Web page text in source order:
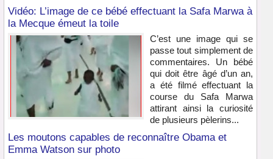
Vidéo: L’image de ce bébé effectuant la Safa Marwa à
la Mecque émeut la toile
C’est une image qui se
passe tout simplement de
commentaires. Un bébé
qui doit être âgé d’un an,
a été filmé effectuant la
course du Safa Marwa
attirant ainsi la curiosité
de plusieurs pèlerins...
Les moutons capables de reconnaître Obama et
Emma Watson sur photo